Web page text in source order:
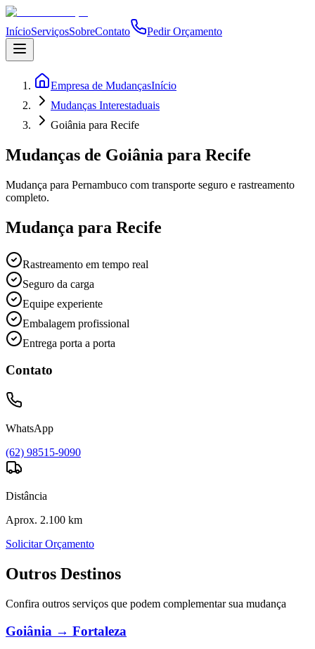
InícioServiçosSobreContato Pedir Orçamento
Empresa de MudançasInício
Mudanças Interestaduais
Goiânia para Recife
Mudanças de Goiânia para Recife
Mudança para Pernambuco com transporte seguro e rastreamento
completo.
Mudança para Recife
Rastreamento em tempo real
Seguro da carga
Equipe experiente
Embalagem profissional
Entrega porta a porta
Contato
WhatsApp
(62) 98515-9090
Distância
Aprox. 2.100 km
Solicitar Orçamento
Outros Destinos
Confira outros serviços que podem complementar sua mudança
Goiânia → Fortaleza